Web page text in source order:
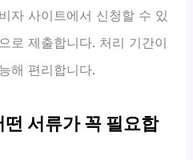
자 사이트에서 신청할 수 있
로 제출합니다. 처리 기간이
해 편리합니다.
떤 서류가 꼭 필요합